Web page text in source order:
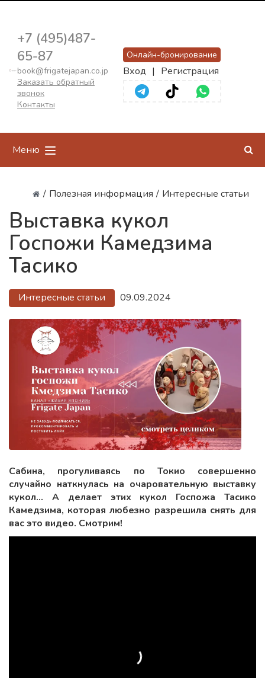
+7 (495)487-
65-87
book@frigatejapan.co.jp
Заказать обратный
звонок
Контакты
Онлайн-бронирование
Вход | Регистрация
Меню
/ Полезная информация / Интересные статьи
Выставка кукол
Госпожи Камедзима
Тасико
Интересные статьи 09.09.2024
Сабина, прогуливаясь по Токио совершенно
случайно наткнулась на очаровательную выставку
кукол... А делает этих кукол Госпожа Тасико
Камедзима, которая любезно разрешила снять для
вас это видео. Смотрим!